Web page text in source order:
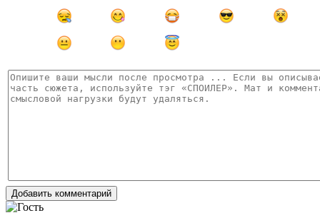
Добавить комментарий